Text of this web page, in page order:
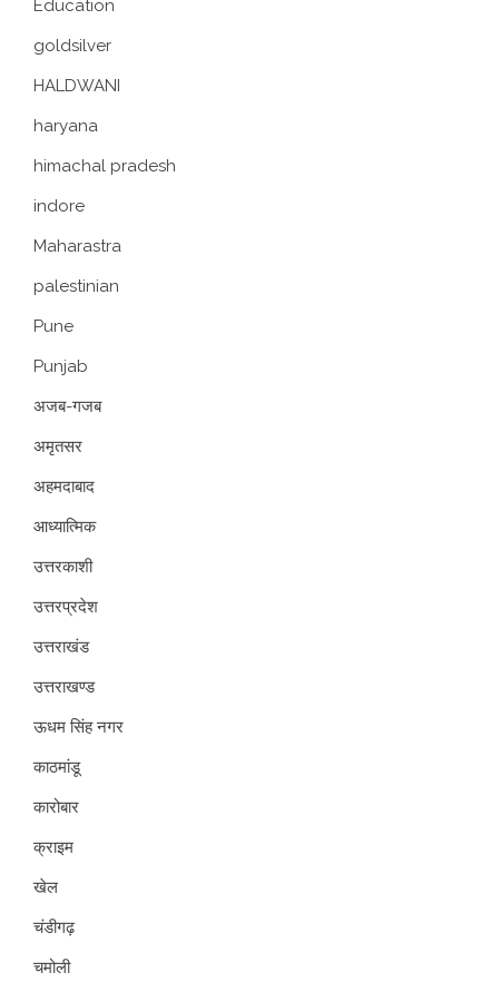
Education
goldsilver
HALDWANI
haryana
himachal pradesh
indore
Maharastra
palestinian
Pune
Punjab
अजब-गजब
अमृतसर
अहमदाबाद
आध्यात्मिक
उत्तरकाशी
उत्तरप्रदेश
उत्तराखंड
उत्तराखण्ड
ऊधम सिंह नगर
काठमांडू
कारोबार
क्राइम
खेल
चंडीगढ़
चमोली